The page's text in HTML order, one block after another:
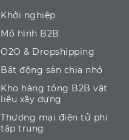
Khởi nghiệp
Mô hình B2B
O2O & Dropshipping
Bất động sản chia nhỏ
Kho hàng tổng B2B vật
liệu xây dựng
Thương mại điện tử phi
tập trung